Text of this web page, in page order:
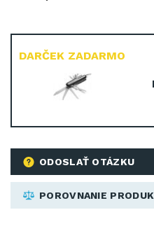
ODOSLAŤ OTÁZKU
POROVNANIE
DARČEK ZADARMO